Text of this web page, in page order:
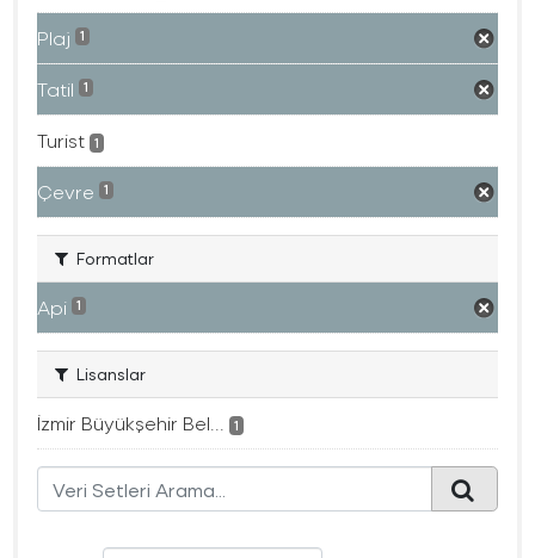
Plaj 1
Tatil 1
Turist 1
Çevre 1
Formatlar
Api 1
Lisanslar
İzmir Büyükşehir Bel... 1